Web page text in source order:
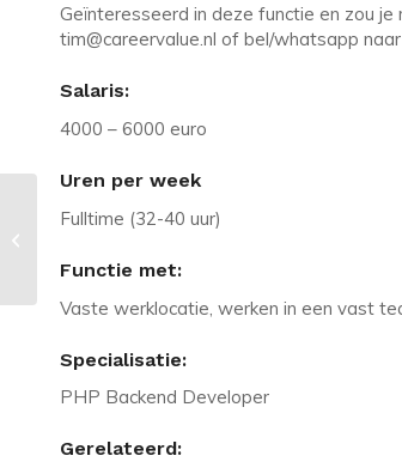
Geïnteresseerd in deze functie en zou
tim@careervalue.nl of bel/whatsapp
Salaris:
4000 – 6000 euro
Uren per week
Fulltime (32-40 uur)
Functie met:
Vaste werklocatie, werken in een vast
Specialisatie:
PHP Backend Developer
Gerelateerd:
Vacature in Ridderkerk: PHP